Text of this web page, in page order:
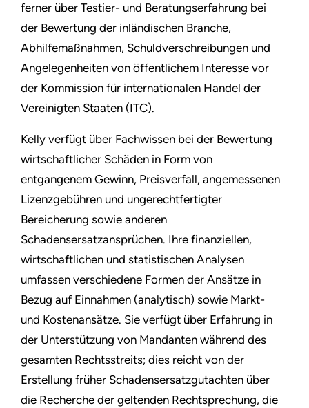
ferner über Testier- und Beratungserfahrung bei
der Bewertung der inländischen Branche,
Abhilfemaßnahmen, Schuldverschreibungen und
Angelegenheiten von öffentlichem Interesse vor
der Kommission für internationalen Handel der
Vereinigten Staaten (ITC).
Kelly verfügt über Fachwissen bei der Bewertung
wirtschaftlicher Schäden in Form von
entgangenem Gewinn, Preisverfall, angemessenen
Lizenzgebühren und ungerechtfertigter
Bereicherung sowie anderen
Schadensersatzansprüchen. Ihre finanziellen,
wirtschaftlichen und statistischen Analysen
umfassen verschiedene Formen der Ansätze in
Bezug auf Einnahmen (analytisch) sowie Markt-
und Kostenansätze. Sie verfügt über Erfahrung in
der Unterstützung von Mandanten während des
gesamten Rechtsstreits; dies reicht von der
Erstellung früher Schadensersatzgutachten über
die Recherche der geltenden Rechtsprechung, die